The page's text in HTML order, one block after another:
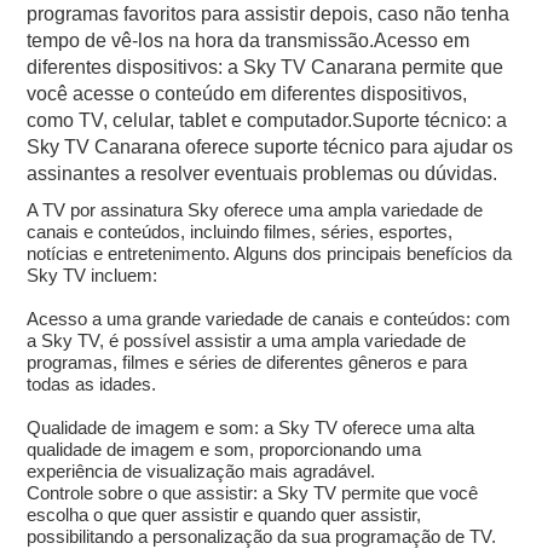
programas favoritos para assistir depois, caso não tenha
tempo de vê-los na hora da transmissão.Acesso em
diferentes dispositivos: a Sky TV Canarana permite que
você acesse o conteúdo em diferentes dispositivos,
como TV, celular, tablet e computador.Suporte técnico: a
Sky TV Canarana oferece suporte técnico para ajudar os
assinantes a resolver eventuais problemas ou dúvidas.
A TV por assinatura Sky oferece uma ampla variedade de
canais e conteúdos, incluindo filmes, séries, esportes,
notícias e entretenimento. Alguns dos principais benefícios da
Sky TV incluem:
Acesso a uma grande variedade de canais e conteúdos: com
a Sky TV, é possível assistir a uma ampla variedade de
programas, filmes e séries de diferentes gêneros e para
todas as idades.
Qualidade de imagem e som: a Sky TV oferece uma alta
qualidade de imagem e som, proporcionando uma
experiência de visualização mais agradável.
Controle sobre o que assistir: a Sky TV permite que você
escolha o que quer assistir e quando quer assistir,
possibilitando a personalização da sua programação de TV.